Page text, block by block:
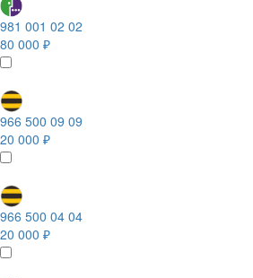
981 001 02 02
80 000 ₽
966 500 09 09
20 000 ₽
966 500 04 04
20 000 ₽